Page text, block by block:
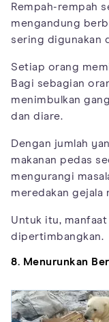
Rempah-rempah
mengandung
sering digunakan
Setiap orang
Bagi sebagian
menimbulkan
dan diare.
Dengan jumlah
makanan pedas
mengurangi
meredakan gejala
Untuk itu,
dipertimbangkan.
8. Menurunkan